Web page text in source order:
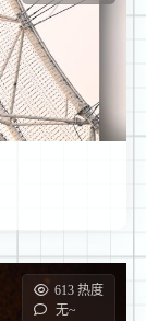
613 热度
无~